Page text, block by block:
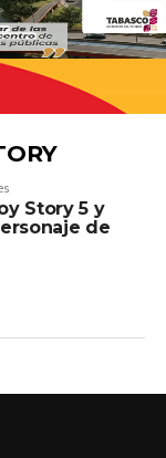
Story 5 y
de